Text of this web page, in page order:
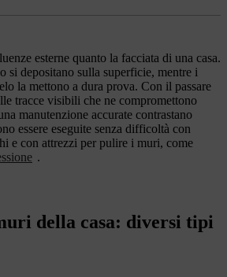
esterne quanto la facciata di una casa.
si depositano sulla superficie, mentre i
la mettono a dura prova. Con il passare
tracce visibili che ne compromettono
manutenzione accurate contrastano
essere eseguite senza difficoltà con
e con attrezzi per pulire i muri, come
.
della casa: diversi tipi